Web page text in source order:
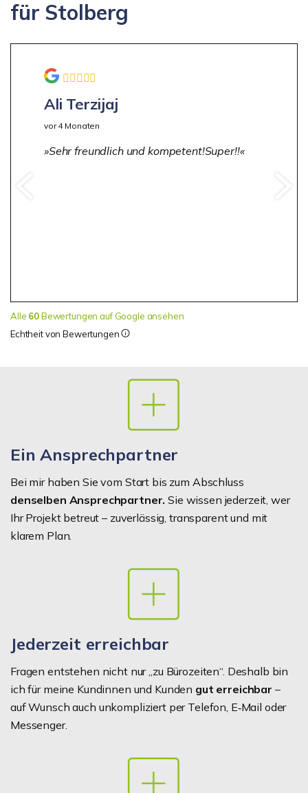
für Stolberg
Ali Terzijaj
vor 4 Monaten
Sehr freundlich und kompetent!Super!!
Alle 60Bewertungen auf Google ansehen
Echtheit von Bewertungen
Ein Ansprechpartner
Bei mir haben Sie vom Start bis zum Abschluss
denselben Ansprechpartner. Sie wissen jederzeit, wer
Ihr Projekt betreut – zuverlässig, transparent und mit
klarem Plan.
Jederzeit erreichbar
Fragen entstehen nicht nur „zu Bürozeiten“. Deshalb bin
ich für meine Kundinnen und Kunden gut erreichbar –
auf Wunsch auch unkompliziert per Telefon, E‑Mail oder
Messenger.